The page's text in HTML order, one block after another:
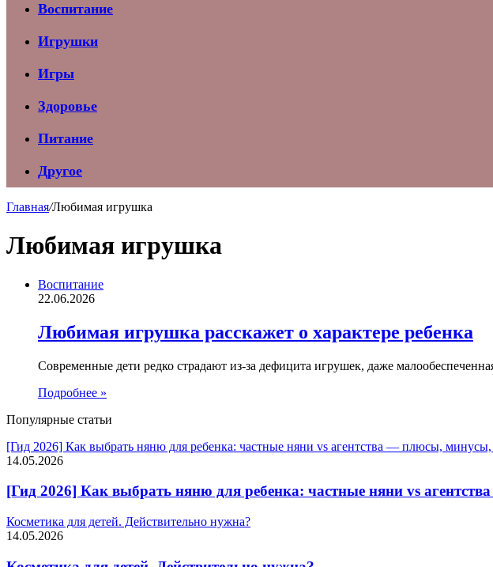
Воспитание
Игрушки
Игры
Здоровье
Питание
Другое
Главная/Любимая игрушка
Любимая игрушка
Воспитание
22.06.2026
Любимая игрушка расскажет о характере ребенка
Современные дети редко страдают из-за дефицита игрушек, даже
Подробнее »
Популярные статьи
[Гид 2026] Как выбрать няню для ребенка: частные няни vs агентства — плюсы, минусы,
14.05.2026
[Гид 2026] Как выбрать няню для ребенка: частные няни vs
Косметика для детей. Действительно нужна?
14.05.2026